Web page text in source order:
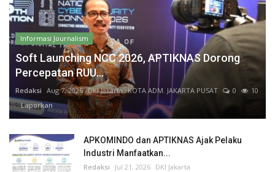
Informasi Journalism
Soft Launching NCC 2026, APTIKNAS Dorong
Percepatan RUU...
Redaksi Aug 7, 2026 DKI Jakarta KOTA ADM. JAKARTA PUSAT 0
10
Laporkan
APKOMINDO dan APTIKNAS Ajak Pelaku
Industri Manfaatkan...
Redaksi Jul 21, 2026 DKI Jakarta